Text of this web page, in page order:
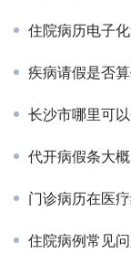
住院病历电子
疾病请假是否
长沙市哪里可
代开病假条大
门诊病历在医
住院病例常见